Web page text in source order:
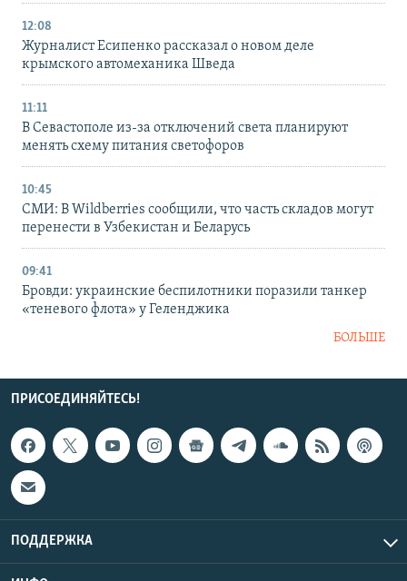
12:08
Журналист Есипенко рассказал о новом деле
крымского автомеханика Шведа
11:11
В Севастополе из-за отключений света планируют
менять схему питания светофоров
10:45
СМИ: В Wildberries сообщили, что часть складов могут
перенести в Узбекистан и Беларусь
09:41
Бровди: украинские беспилотники поразили танкер
«теневого флота» у Геленджика
БОЛЬШЕ
ПРИСОЕДИНЯЙТЕСЬ!
ПОДДЕРЖКА